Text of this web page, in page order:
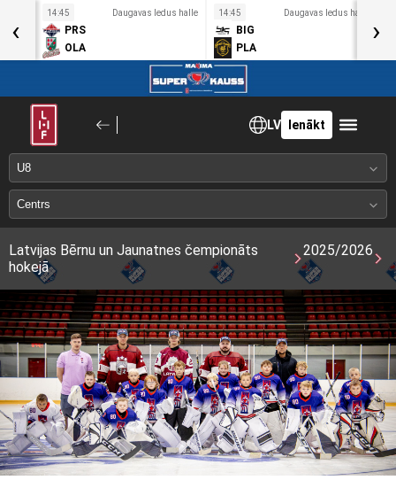
14:45 Daugavas ledus halle
PRS
OLA
14:45 Daugavas ledus halle
BIG
PLA
‹ ›
LV Ienākt
Latvijas Bērnu un Jaunatnes čempionāts
hokejā
2025/2026